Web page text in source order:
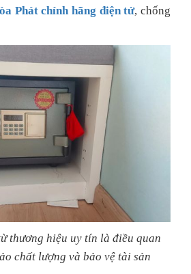
Phát chính hãng điện tử, chống
thương hiệu uy tín là điều quan
chất lượng và bảo vệ tài sản